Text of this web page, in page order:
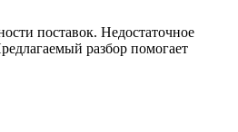
поставок. Недостаточное
разбор помогает